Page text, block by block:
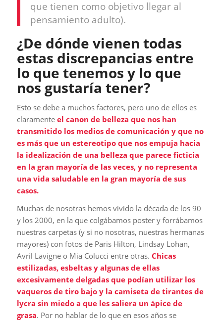
que tienen como objetivo llegar al
pensamiento adulto).
¿De dónde vienen todas
estas discrepancias entre
lo que tenemos y lo que
nos gustaría tener?
Esto se debe a muchos factores, pero uno de ellos es
claramente el canon de belleza que nos han
transmitido los medios de comunicación y que no
es más que un estereotipo que nos empuja hacia
la idealización de una belleza que parece ficticia
en la gran mayoría de las veces, y no representa
una vida saludable en la gran mayoría de sus
casos.
Muchas de nosotras hemos vivido la década de los 90
y los 2000, en la que colgábamos poster y forrábamos
nuestras carpetas (y si no nosotras, nuestras hermanas
mayores) con fotos de Paris Hilton, Lindsay Lohan,
Avril Lavigne o Mia Colucci entre otras. Chicas
estilizadas, esbeltas y algunas de ellas
excesivamente delgadas que podían utilizar los
vaqueros de tiro bajo y la camiseta de tirantes de
lycra sin miedo a que les saliera un ápice de
grasa. Por no hablar de lo que en esos años se